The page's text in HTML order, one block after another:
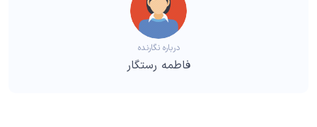
درباره نگارنده
فاطمه رستگار